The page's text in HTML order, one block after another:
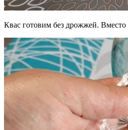
Квас готовим без дрожжей.